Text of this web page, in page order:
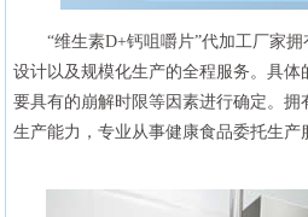
“维生素D+钙咀嚼片”代加工厂家
设计以及规模化生产的全程服务。具
要具有的崩解时限等因素进行确定。
生产能力，专业从事健康食品委托生产